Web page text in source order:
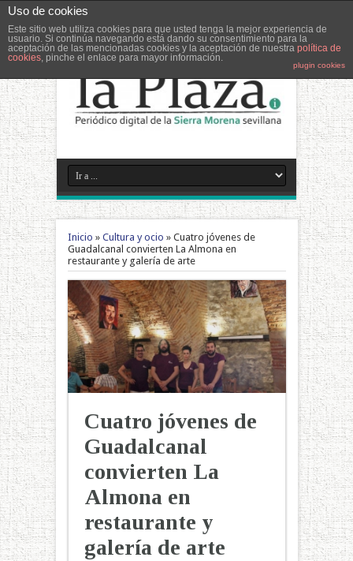
Uso de cookies
Este sitio web utiliza cookies para que usted tenga la mejor experiencia de
usuario. Si continúa navegando está dando su consentimiento para la
aceptación de las mencionadas cookies y la aceptación de nuestra política de
cookies, pinche el enlace para mayor información.
plugin cookies
Inicio » Cultura y ocio » Cuatro jóvenes de
Guadalcanal convierten La Almona en
restaurante y galería de arte
Cuatro jóvenes de
Guadalcanal
convierten La
Almona en
restaurante y
galería de arte